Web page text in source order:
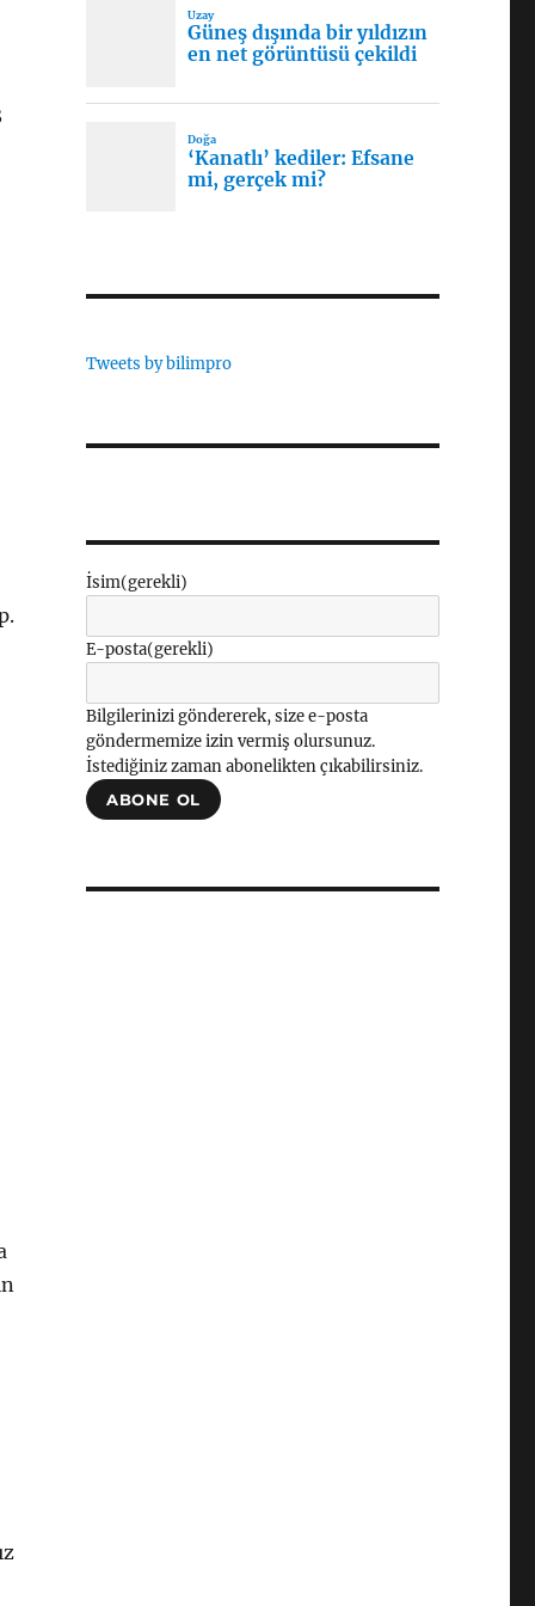
Tweets by bilimpro
İsim(gerekli)
E-posta(gerekli)
Bilgilerinizi göndererek, size e-posta
göndermemize izin vermiş olursunuz.
İstediğiniz zaman abonelikten çıkabilirsiniz.
ABONE OL